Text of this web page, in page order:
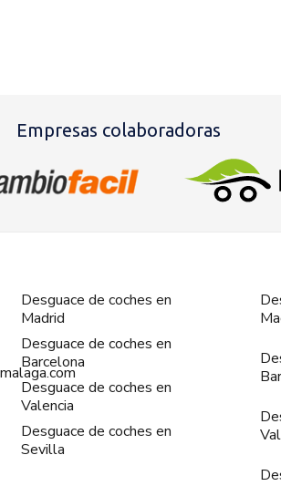
Empresas colaboradoras
Desguace de coches en
Madrid
Desguace de coches en
Barcelona
Desguace de coches en
Valencia
Desguace de coches en
Sevilla